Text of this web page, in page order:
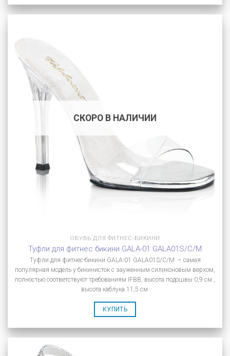
СКОРО В НАЛИЧИИ
ОБУВЬ ДЛЯ ФИТНЕС-БИКИНИ
Туфли для фитнес бикини GALA-01 GALA01S/C/M
Туфли для фитнес-бикини GALA-01 GALA01S/C/M – самая
популярная модель у бикинисток с зауженным силиконовым верхом,
полностью соответствуют требованиям IFBB, высота подошвы 0,9 см.,
высота каблука 11,5 см.
КУПИТЬ